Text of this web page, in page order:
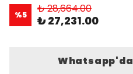
%5 ₺ 28,664.00
₺ 27,231.00